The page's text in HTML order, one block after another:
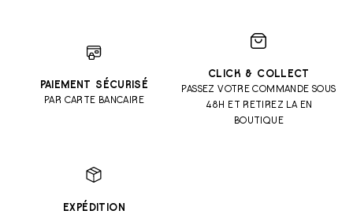
PAIEMENT SÉCURISÉ
PAR CARTE BANCAIRE
CLICK & COLLECT
PASSEZ VOTRE COMMANDE SOUS
48H ET RETIREZ LA EN
BOUTIQUE
EXPÉDITION